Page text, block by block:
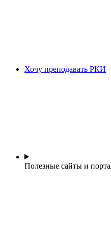
Хочу преподавать РКИ
Полезные сайты и